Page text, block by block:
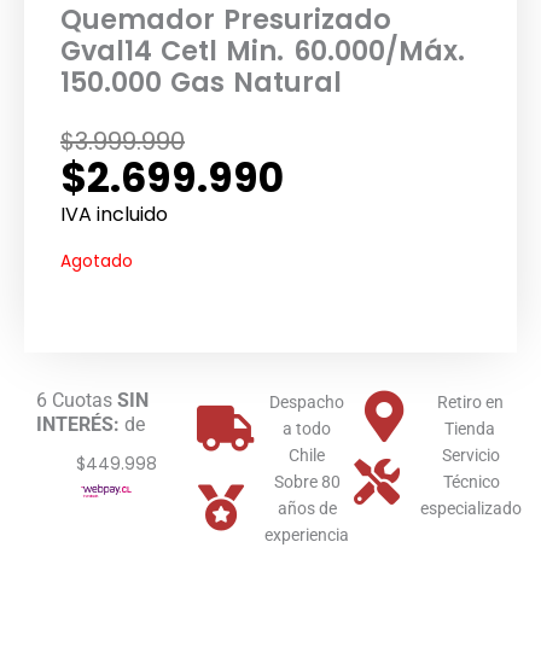
Quemador Presurizado
Gval14 Cetl Min. 60.000/Máx.
150.000 Gas Natural
$3.999.990
El
precio
original
$3.999.990.
$2.699.990
El
precio
actual
$2.699.990.
IVA incluido
Agotado
6 Cuotas SIN
INTERÉS: de
$449.998
Despacho
a todo
Chile
Sobre 80
años de
experiencia
Retiro en
Tienda
Servicio
Técnico
especializado